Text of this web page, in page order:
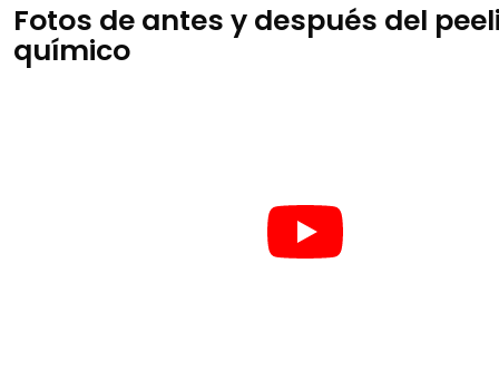
Fotos de antes y después del
químico